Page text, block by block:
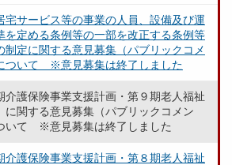
宅サービス等の事業の⼈員、設備及び運
を定める条例等の⼀部を改正する条例等
制定に関する意見募集（パブリックコメ
ついて ※意見募集は終了しました
介護保険事業支援計画・第９期老人福祉
に関する意見募集（パブリックコメン
いて ※意見募集は終了しました
介護保険事業支援計画・第８期老人福祉